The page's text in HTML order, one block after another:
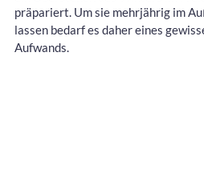
präpariert. Um sie mehrjährig im
lassen bedarf es daher eines
Aufwands.